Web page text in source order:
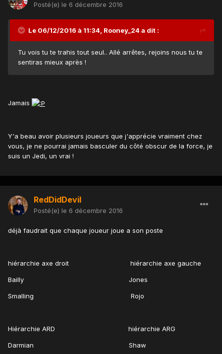
Posté(e) le 6 décembre 2016
Le 06/12/2016 à 11:34, Rooney_24 a dit :
Tu vois tu te trahis tout seul.. Allé arrêtes, rejoins nous tu te
sentiras mieux après !
Jamais
Y'a beau avoir plusieurs joueurs que j'apprécie vraiment chez
vous, je ne pourrai jamais basculer du côté obscur de la force, je
suis un Jedi, un vrai !
RedDidDevil
Posté(e) le 6 décembre 2016
déjà faudrait que chaque joueur joue a son poste
hiérarchie axe droit hiérarchie axe gauche
Bailly Jones
Smalling Rojo
Hiérarchie ARD hiérarchie ARG
Darmian Shaw